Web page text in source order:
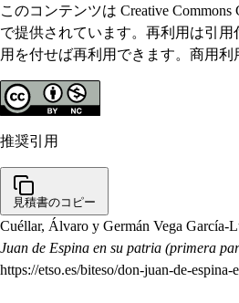
このコンテンツは Creative
で提供されています。再利用は引用
用を付せば再利用できます。商用利
推奨引用
見積書のコピー
Cuéllar, Álvaro y Germán Vega García-
Juan de Espina en su patria (primera
https://etso.es/biteso/don-juan-de-espina-